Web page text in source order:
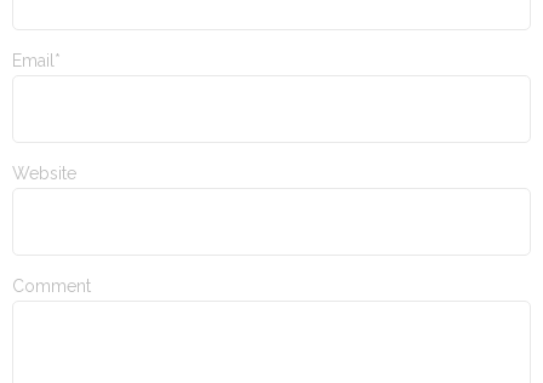
Email*
Website
Comment